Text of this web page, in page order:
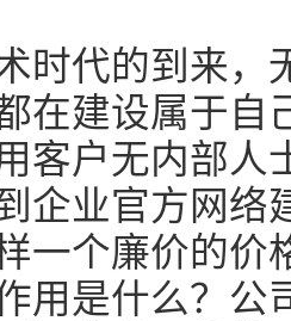
时代的到来，
在建设属于自
客户无内部人
企业官方网络
一个廉价的价
用是什么？公